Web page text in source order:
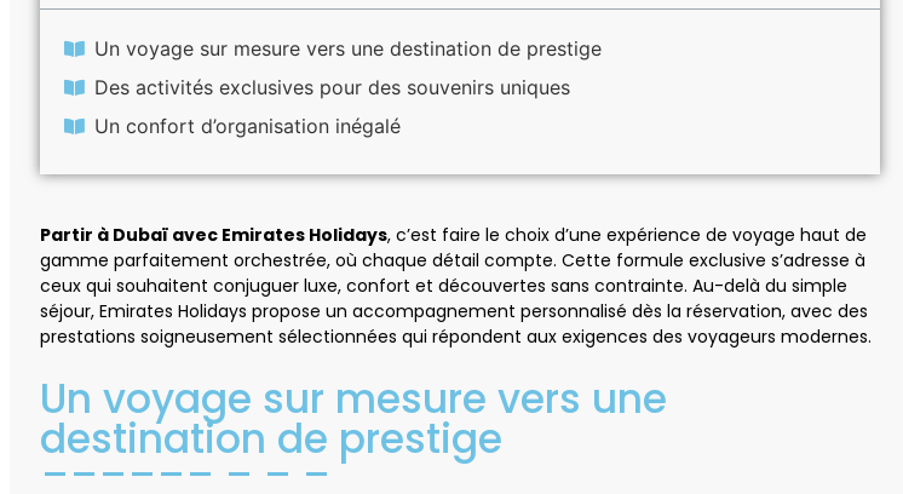
Un voyage sur mesure vers une destination de prestige
Des activités exclusives pour des souvenirs uniques
Un confort d’organisation inégalé
Partir à Dubaï avec Emirates Holidays, c’est faire le choix d’une expérience de voyage haut de
gamme parfaitement orchestrée, où chaque détail compte. Cette formule exclusive s’adresse à
ceux qui souhaitent conjuguer luxe, confort et découvertes sans contrainte. Au-delà du simple
séjour, Emirates Holidays propose un accompagnement personnalisé dès la réservation, avec des
prestations soigneusement sélectionnées qui répondent aux exigences des voyageurs modernes.
Un voyage sur mesure vers une
destination de prestige